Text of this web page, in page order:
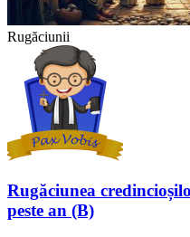
Rugăciunii
Rugăciunea
peste an (B)